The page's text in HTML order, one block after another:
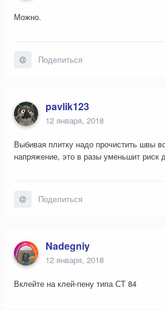
Можно.
Поделиться
pavlik123
12 января, 2018
Выбивая плитку надо прочистить швы
напряжение, это в разы уменьшит риск
Поделиться
Nadegniy
12 января, 2018
Вклейте на клей-пену типа СТ 84